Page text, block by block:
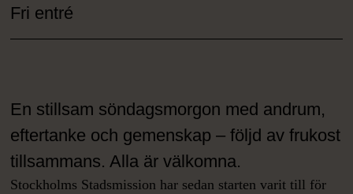
Fri entré
En stillsam söndagsmorgon med andrum,
eftertanke och gemenskap – följd av frukost
tillsammans. Alla är välkomna.
Stockholms Stadsmission har sedan starten varit till för